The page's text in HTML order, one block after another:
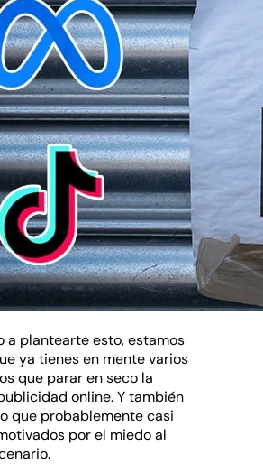
a plantearte esto, estamos
ya tienes en mente varios
que parar en seco la
online. Y también
que probablemente casi
por el miedo al